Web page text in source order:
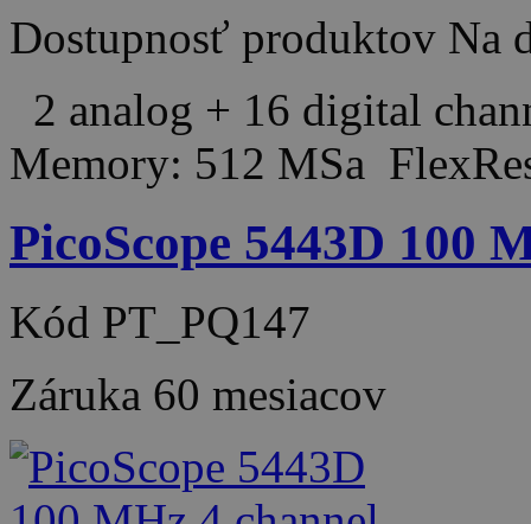
Dostupnosť produktov Na
2 analog + 16 digital
Memory: 512 MSa
PicoScope 5443D 100
Kód PT_PQ147
Záruka 60 mesiacov